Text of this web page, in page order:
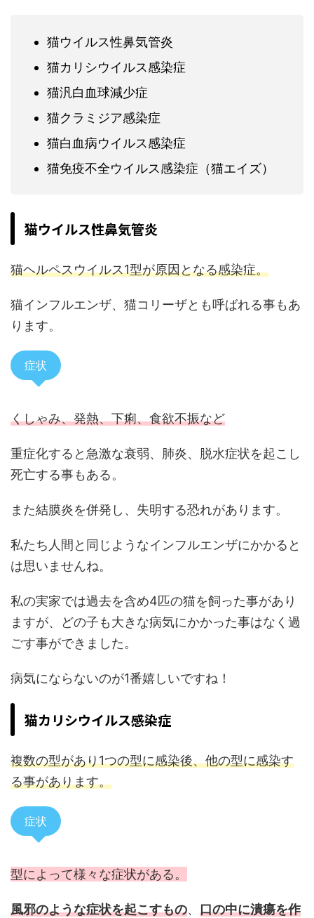
猫ウイルス性鼻気管炎
猫カリシウイルス感染症
猫汎白血球減少症
猫クラミジア感染症
猫白血病ウイルス感染症
猫免疫不全ウイルス感染症（猫エイズ）
猫ウイルス性鼻気管炎
猫ヘルペスウイルス1型が原因となる感染症。
猫インフルエンザ、猫コリーザとも呼ばれる事もあ
ります。
症状
くしゃみ、発熱、下痢、食欲不振など
重症化すると急激な衰弱、肺炎、脱水症状を起こし
死亡する事もある。
また結膜炎を併発し、失明する恐れがあります。
私たち人間と同じようなインフルエンザにかかると
は思いませんね。
私の実家では過去を含め4匹の猫を飼った事があり
ますが、どの子も大きな病気にかかった事はなく過
ごす事ができました。
病気にならないのが1番嬉しいですね！
猫カリシウイルス感染症
複数の型があり1つの型に感染後、他の型に感染す
る事があります。
症状
型によって様々な症状がある。
風邪のような症状を起こすもの、 口の中に潰瘍を作